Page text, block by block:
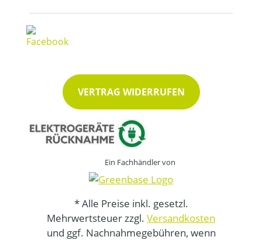
VERTRAG WIDERRUFEN
Ein Fachhändler von
* Alle Preise inkl. gesetzl.
Mehrwertsteuer zzgl. Versandkosten
und ggf. Nachnahmegebühren, wenn